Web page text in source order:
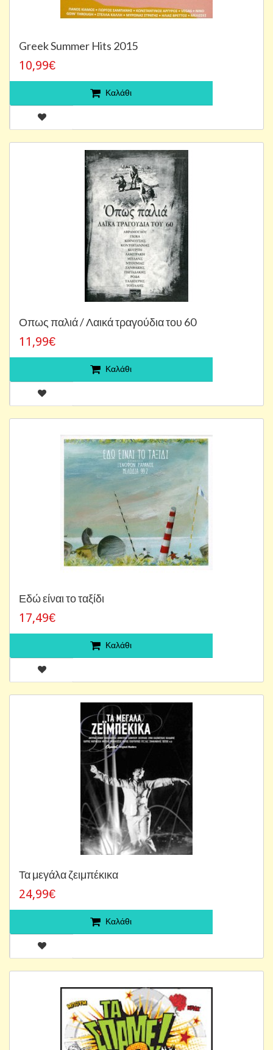
Greek Summer Hits 2015
10,99€
Καλάθι
Οπως παλιά / Λαικά τραγούδια του 60
11,99€
Καλάθι
Εδώ είναι το ταξίδι
17,49€
Καλάθι
Τα μεγάλα ζειμπέκικα
24,99€
Καλάθι